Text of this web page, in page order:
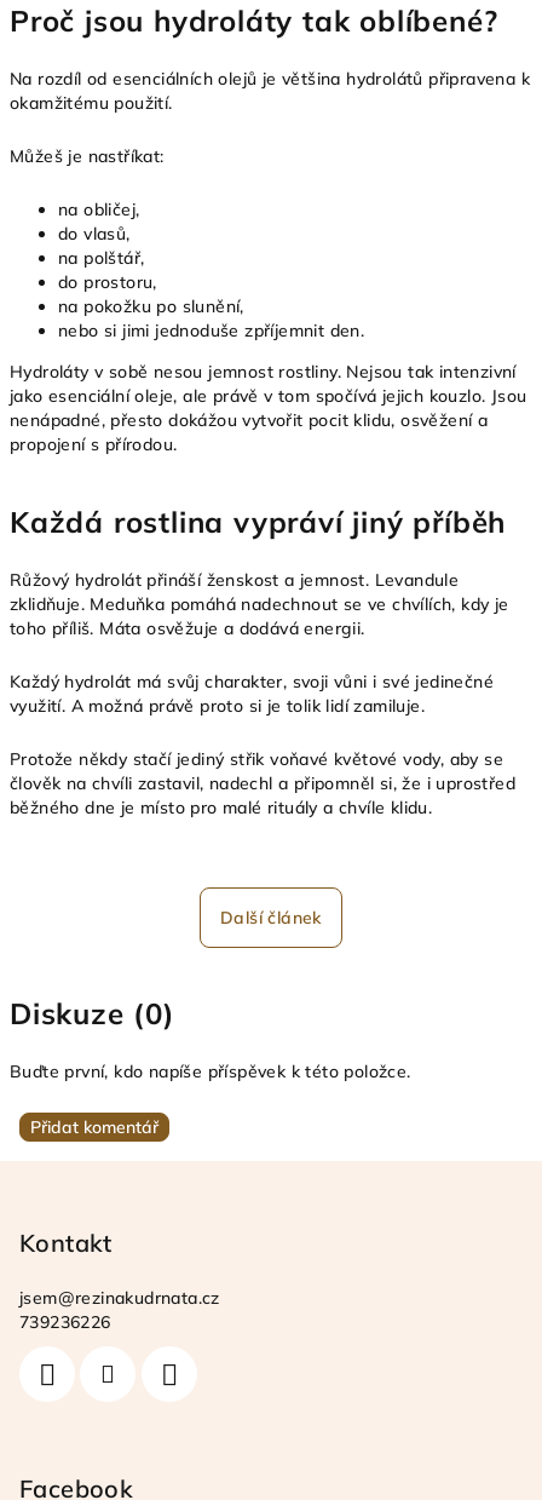
Proč jsou hydroláty tak oblíbené?
Na rozdíl od esenciálních olejů je většina hydrolátů připravena k
okamžitému použití.
Můžeš je nastříkat:
na obličej,
do vlasů,
na polštář,
do prostoru,
na pokožku po slunění,
nebo si jimi jednoduše zpříjemnit den.
Hydroláty v sobě nesou jemnost rostliny. Nejsou tak intenzivní
jako esenciální oleje, ale právě v tom spočívá jejich kouzlo. Jsou
nenápadné, přesto dokážou vytvořit pocit klidu, osvěžení a
propojení s přírodou.
Každá rostlina vypráví jiný příběh
Růžový hydrolát přináší ženskost a jemnost. Levandule
zklidňuje. Meduňka pomáhá nadechnout se ve chvílích, kdy je
toho příliš. Máta osvěžuje a dodává energii.
Každý hydrolát má svůj charakter, svoji vůni i své jedinečné
využití. A možná právě proto si je tolik lidí zamiluje.
Protože někdy stačí jediný střik voňavé květové vody, aby se
člověk na chvíli zastavil, nadechl a připomněl si, že i uprostřed
běžného dne je místo pro malé rituály a chvíle klidu.
Další článek
Diskuze (0)
Buďte první, kdo napíše příspěvek k této položce.
Přidat komentář
Kontakt
jsem@rezinakudrnata.cz
739236226
Facebook